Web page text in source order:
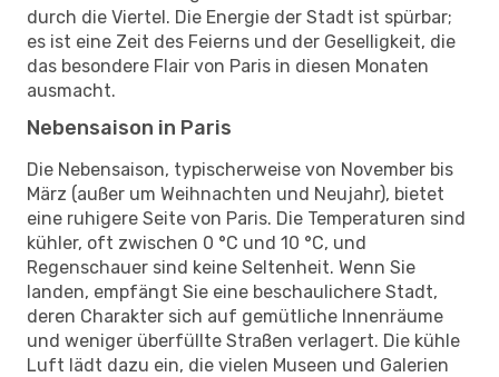
durch die Viertel. Die Energie der Stadt ist spürbar;
es ist eine Zeit des Feierns und der Geselligkeit, die
das besondere Flair von Paris in diesen Monaten
ausmacht.
Nebensaison in Paris
Die Nebensaison, typischerweise von November bis
März (außer um Weihnachten und Neujahr), bietet
eine ruhigere Seite von Paris. Die Temperaturen sind
kühler, oft zwischen 0 °C und 10 °C, und
Regenschauer sind keine Seltenheit. Wenn Sie
landen, empfängt Sie eine beschaulichere Stadt,
deren Charakter sich auf gemütliche Innenräume
und weniger überfüllte Straßen verlagert. Die kühle
Luft lädt dazu ein, die vielen Museen und Galerien